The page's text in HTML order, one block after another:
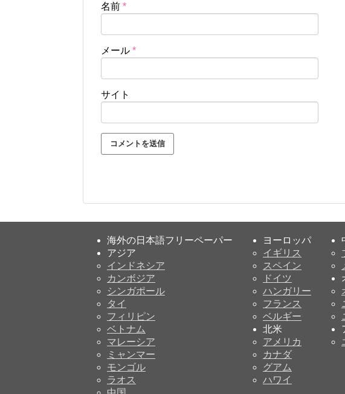
名前 *
メール *
サイト
海外の日本語フリーペーパー
アジア
インドネシア
カンボジア
シンガポール
タイ
フィリピン
ベトナム
マレーシア
ミャンマー
モンゴル
ラオス
ヨーロッパ
イギリス
スペイン
ドイツ
ハンガリー
フランス
ベルギー
北米
アメリカ
カナダ
グアム
ハワイ